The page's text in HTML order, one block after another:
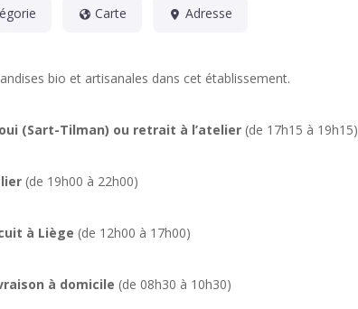
Carte Adresse
bio et artisanales dans cet établissement.
(Sart-Tilman) ou retrait à l’atelier (de 17h15 à 19h15)
(de 19h00 à 22h00)
à Liège (de 12h00 à 17h00)
à domicile (de 08h30 à 10h30)